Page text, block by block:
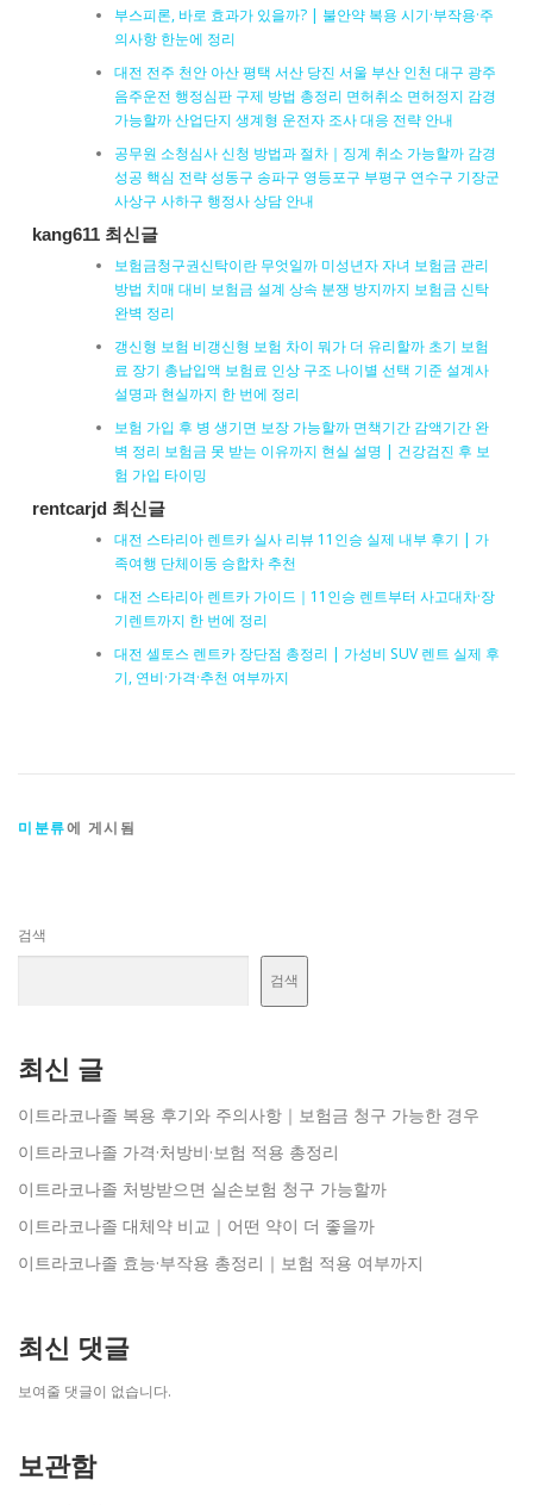
부스피론, 바로 효과가 있을까? | 불안약 복용 시기·부작용·주
의사항 한눈에 정리
대전 전주 천안 아산 평택 서산 당진 서울 부산 인천 대구 광주
음주운전 행정심판 구제 방법 총정리 면허취소 면허정지 감경
가능할까 산업단지 생계형 운전자 조사 대응 전략 안내
공무원 소청심사 신청 방법과 절차｜징계 취소 가능할까 감경
성공 핵심 전략 성동구 송파구 영등포구 부평구 연수구 기장군
사상구 사하구 행정사 상담 안내
kang611 최신글
보험금청구권신탁이란 무엇일까 미성년자 자녀 보험금 관리
방법 치매 대비 보험금 설계 상속 분쟁 방지까지 보험금 신탁
완벽 정리
갱신형 보험 비갱신형 보험 차이 뭐가 더 유리할까 초기 보험
료 장기 총납입액 보험료 인상 구조 나이별 선택 기준 설계사
설명과 현실까지 한 번에 정리
보험 가입 후 병 생기면 보장 가능할까 면책기간 감액기간 완
벽 정리 보험금 못 받는 이유까지 현실 설명 | 건강검진 후 보
험 가입 타이밍
rentcarjd 최신글
대전 스타리아 렌트카 실사 리뷰 11인승 실제 내부 후기 | 가
족여행 단체이동 승합차 추천
대전 스타리아 렌트카 가이드｜11인승 렌트부터 사고대차·장
기렌트까지 한 번에 정리
대전 셀토스 렌트카 장단점 총정리 | 가성비 SUV 렌트 실제 후
기, 연비·가격·추천 여부까지
미분류에 게시됨
검색
검색
최신 글
이트라코나졸 복용 후기와 주의사항｜보험금 청구 가능한 경우
이트라코나졸 가격·처방비·보험 적용 총정리
이트라코나졸 처방받으면 실손보험 청구 가능할까
이트라코나졸 대체약 비교｜어떤 약이 더 좋을까
이트라코나졸 효능·부작용 총정리｜보험 적용 여부까지
최신 댓글
보여줄 댓글이 없습니다.
보관함